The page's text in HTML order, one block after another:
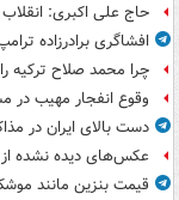
حاج علی اکبری:
افشاگری برادرزاده
چرا محمد صلاح ترکیه
وقوع انفجار مهیب در
دست بالای ایران در
عکس‌های دیده نشده
قیمت بنزین مانند